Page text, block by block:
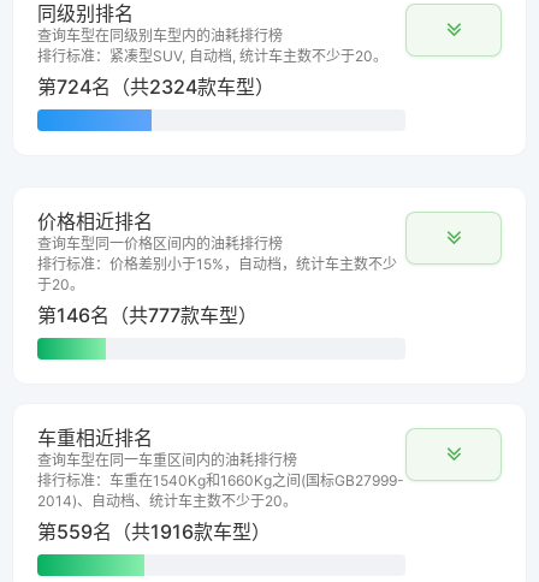
同级别排名
查询车型在同级别车型内的油耗排行榜
排行标准：紧凑型SUV, 自动档, 统计车主数不少于20。
第724名（共2324款车型）
价格相近排名
查询车型同一价格区间内的油耗排行榜
排行标准：价格差别小于15%，自动档，统计车主数不少
于20。
第146名（共777款车型）
车重相近排名
查询车型在同一车重区间内的油耗排行榜
排行标准：车重在1540Kg和1660Kg之间(国标GB27999-
2014)、自动档、统计车主数不少于20。
第559名（共1916款车型）